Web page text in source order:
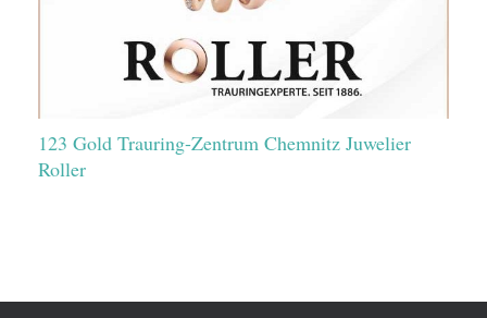
123 Gold Trauring-Zentrum Chemnitz Juwelier
Roller